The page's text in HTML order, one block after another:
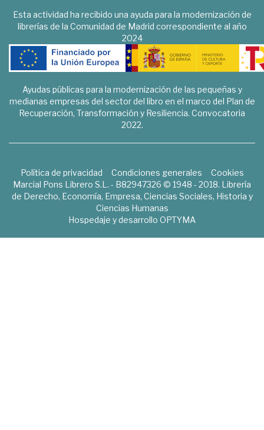
Esta actividad ha recibido una ayuda para la modernización de
librerías de la Comunidad de Madrid correspondiente al año
2024
Ayudas públicas para la modernización de las pequeñas y
medianas empresas del sector del libro en el marco del Plan de
Recuperación, Transformación y Resiliencia. Convocatoria
2022.
Política de privacidad Condiciones generales
Cookies
Marcial Pons Librero S.L. - B82947326 © 1948 - 2018. Librería
de Derecho, Economía, Empresa, Ciencias Sociales, Historia y
Ciencias Humanas
Hospedaje y desarrollo OPTYMA